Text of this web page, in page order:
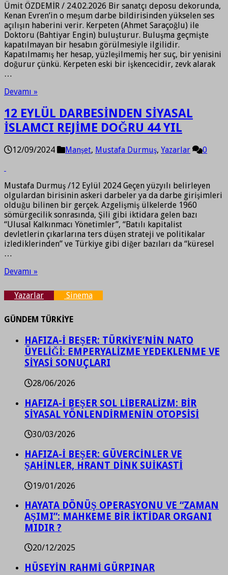
Ümit ÖZDEMİR / 24.02.2026 Bir sanatçı deposu dekorunda,
Kenan Evren’in o meşum darbe bildirisinden yükselen ses
açılışın haberini verir. Kerpeten (Ahmet Saraçoğlu) ile
Doktoru (Bahtiyar Engin) buluşturur. Buluşma geçmişte
kapatılmayan bir hesabın görülmesiyle ilgilidir.
Kapatılmamış her hesap, yüzleşilmemiş her suç, bir yenisini
doğurur çünkü. Kerpeten eski bir işkencecidir, zevk alarak
…
Devamı »
12 EYLÜL DARBESİNDEN SİYASAL
İSLAMCI REJİME DOĞRU 44 YIL
12/09/2024 Manşet, Mustafa Durmuş, Yazarlar 0
Mustafa Durmuş /12 Eylül 2024 Geçen yüzyılı belirleyen
olgulardan birisinin askeri darbeler ya da darbe girişimleri
olduğu bilinen bir gerçek. Azgelişmiş ülkelerde 1960
sömürgecilik sonrasında, Şili gibi iktidara gelen bazı
“Ulusal Kalkınmacı Yönetimler”, “Batılı kapitalist
devletlerin çıkarlarına ters düşen strateji ve politikalar
izlediklerinden” ve Türkiye gibi diğer bazıları da “küresel
…
Devamı »
Yazarlar Sinema
GÜNDEM TÜRKİYE
HAFIZA-İ BEŞER: TÜRKİYE’NİN NATO
ÜYELİĞİ: EMPERYALİZME YEDEKLENME VE
SİYASİ SONUÇLARI
28/06/2026
HAFIZA-İ BEŞER SOL LİBERALİZM: BİR
SİYASAL YÖNLENDİRMENİN OTOPSİSİ
30/03/2026
HAFIZA-İ BEŞER: GÜVERCİNLER VE
ŞAHİNLER, HRANT DİNK SUİKASTİ
19/01/2026
HAYATA DÖNÜŞ OPERASYONU VE “ZAMAN
AŞIMI”: MAHKEME BİR İKTİDAR ORGANI
MIDIR ?
20/12/2025
HÜSEYİN RAHMİ GÜRPINAR